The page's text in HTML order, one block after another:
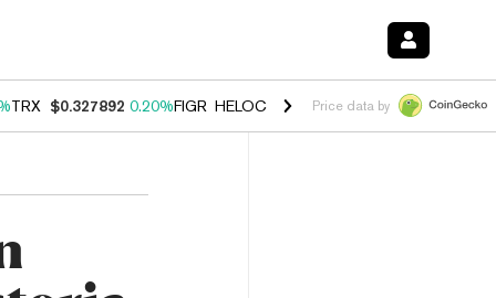
TRX $0.327892 0.20%FIGR_HELOC $1.035 1.50%HYPE $56.87
Price data by